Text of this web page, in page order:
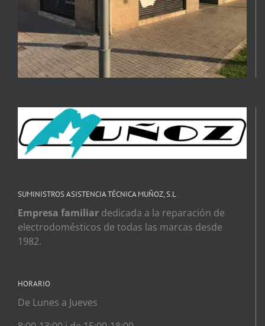
SUMINISTROS ASISTENCIA TÉCNICA MUÑOZ, S.L
Empresa familiar dedicada a la reparación de
electrodomésticos de todas las marcas desde
1982.
HORARIO
De Lunes a Jueves